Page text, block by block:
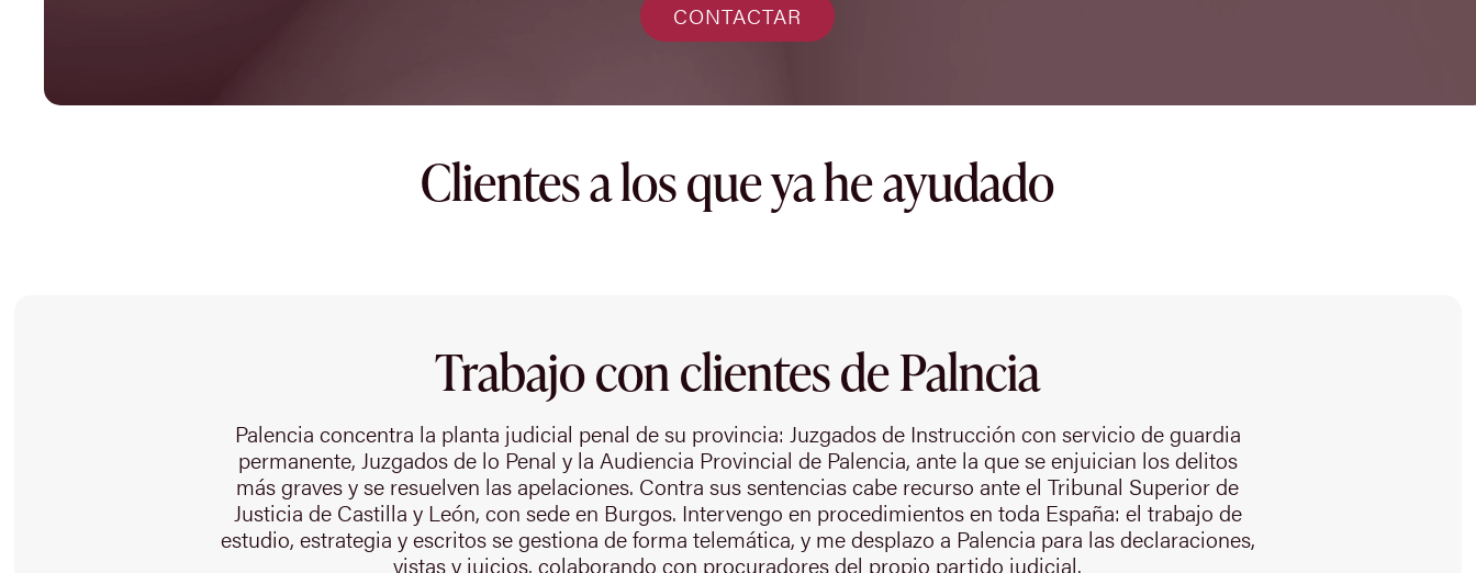
CONTACTAR
Clientes a los que ya he ayudado
Trabajo con clientes de Palncia
Palencia concentra la planta judicial penal de su provincia: Juzgados de Instrucción con servicio de guardia
permanente, Juzgados de lo Penal y la Audiencia Provincial de Palencia, ante la que se enjuician los delitos
más graves y se resuelven las apelaciones. Contra sus sentencias cabe recurso ante el Tribunal Superior de
Justicia de Castilla y León, con sede en Burgos. Intervengo en procedimientos en toda España: el trabajo de
estudio, estrategia y escritos se gestiona de forma telemática, y me desplazo a Palencia para las declaraciones,
vistas y juicios, colaborando con procuradores del propio partido judicial.